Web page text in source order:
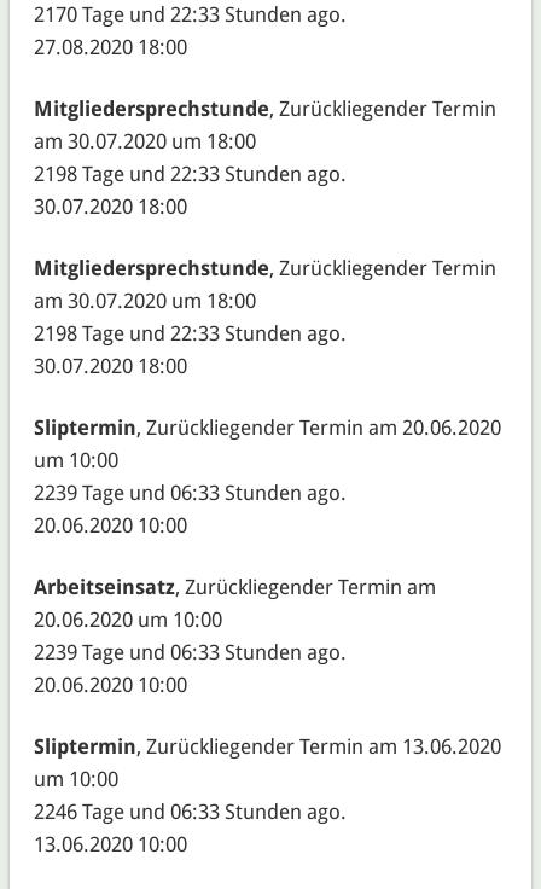
2170 Tage und 22:33 Stunden ago.
27.08.2020 18:00
Mitgliedersprechstunde, Zurückliegender Termin
am 30.07.2020 um 18:00
2198 Tage und 22:33 Stunden ago.
30.07.2020 18:00
Mitgliedersprechstunde, Zurückliegender Termin
am 30.07.2020 um 18:00
2198 Tage und 22:33 Stunden ago.
30.07.2020 18:00
Sliptermin, Zurückliegender Termin am 20.06.2020
um 10:00
2239 Tage und 06:33 Stunden ago.
20.06.2020 10:00
Arbeitseinsatz, Zurückliegender Termin am
20.06.2020 um 10:00
2239 Tage und 06:33 Stunden ago.
20.06.2020 10:00
Sliptermin, Zurückliegender Termin am 13.06.2020
um 10:00
2246 Tage und 06:33 Stunden ago.
13.06.2020 10:00